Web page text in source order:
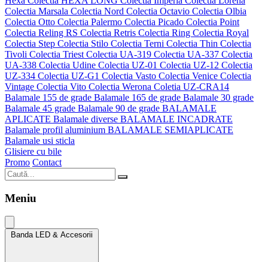
Colectia Marsala Colectia Nord Colectia Octavio Colectia Olbia
Colectia Otto Colectia Palermo Colectia Picado Colectia Point
Colectia Reling RS Colectia Retris Colectia Ring Colectia Royal
Colectia Step Colectia Stilo Colectia Terni Colectia Thin Colectia
Tivoli Colectia Triest Colectia UA-319 Colectia UA-337 Colectia
UA-338 Colectia Udine Colectia UZ-01 Colectia UZ-12 Colectia
UZ-334 Colectia UZ-G1 Colectia Vasto Colectia Venice Colectia
Vintage Colectia Vito Colectia Werona Coletia UZ-CRA14
Balamale 155 de grade Balamale 165 de grade Balamale 30 grade
Balamale 45 grade Balamale 90 de grade BALAMALE
APLICATE Balamale diverse BALAMALE INCADRATE
Balamale profil aluminium BALAMALE SEMIAPLICATE
Balamale usi sticla
Glisiere cu bile
Promo Contact
Meniu
Banda LED & Accesorii